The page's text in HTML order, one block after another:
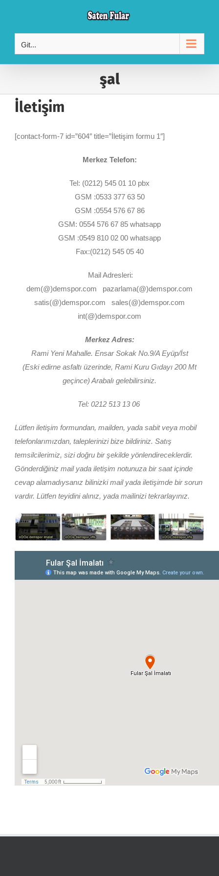
content
Git...
şal
İletişim
[contact-form-7 id=”604″ title=”İletişim formu 1″]
Merkez Telefon:
Tel: (0212) 545 01 10 pbx
GSM :0533 377 63 50
GSM :0554 576 67 86
GSM: 0554 576 67 85 whatsapp
GSM :0549 810 02 00 whatsapp
Fax:(0212) 545 05 40
Mail Adresleri:
dem(@)demspor.com pazarlama(@)demspor.com
satis(@)demspor.com sales(@)demspor.com
int(@)demspor.com
Merkez Adres:
Rami Yeni Mahalle. Ensar Sokak No.9/A Eyüp/İst
(Eski edirne asfaltı üzerinde, Rami Kuru Gıdayı 200 Mt
geçince) Arabalı gelebilirsiniz.
Tel: 0212 513 13 06
Lütfen iletişim formundan, mailden, yada sabit veya mobil
telefonlarımızdan, taleplerinizi bize bildiriniz. Satış
temsilcilerimiz, sizi doğru bir şekilde yönlendireceklerdir.
Gönderdiğiniz mail yada iletişim notunuza bir saat içinde
cevap alamadıysanız bilinizki mail yada iletişimde bir sorun
vardır. Lütfen teyidini alınız, yada mailinizi tekrarlayınız.